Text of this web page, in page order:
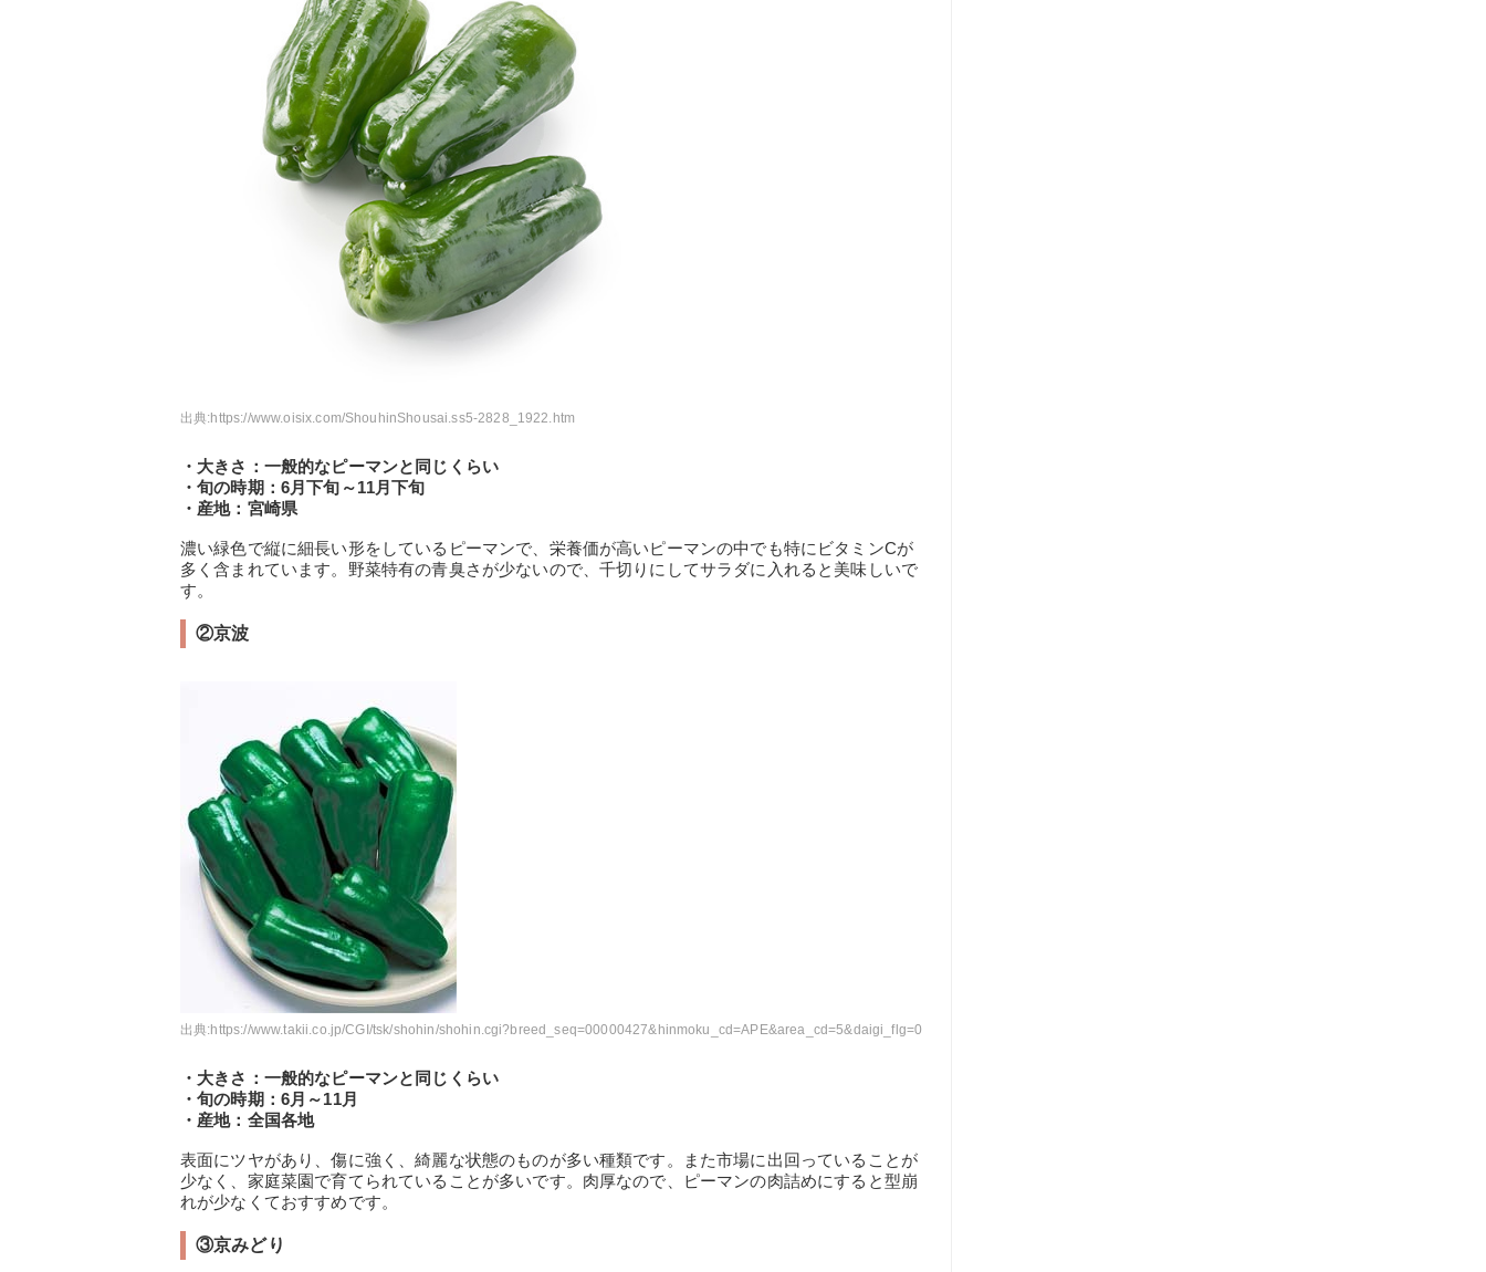
出典:https://www.oisix.com/ShouhinShousai.ss5-2828_1922.htm
・大きさ：一般的なピーマンと同じくらい
・旬の時期：6月下旬～11月下旬
・産地：宮崎県
濃い緑色で縦に細長い形をしているピーマンで、栄養価が高いピーマンの中でも特にビタミンCが
多く含まれています。野菜特有の青臭さが少ないので、千切りにしてサラダに入れると美味しいで
す。
②京波
出典:https://www.takii.co.jp/CGI/tsk/shohin/shohin.cgi?breed_seq=00000427&hinmoku_cd=APE&area_cd=5&daigi_flg=0
・大きさ：一般的なピーマンと同じくらい
・旬の時期：6月～11月
・産地：全国各地
表面にツヤがあり、傷に強く、綺麗な状態のものが多い種類です。また市場に出回っていることが
少なく、家庭菜園で育てられていることが多いです。肉厚なので、ピーマンの肉詰めにすると型崩
れが少なくておすすめです。
③京みどり